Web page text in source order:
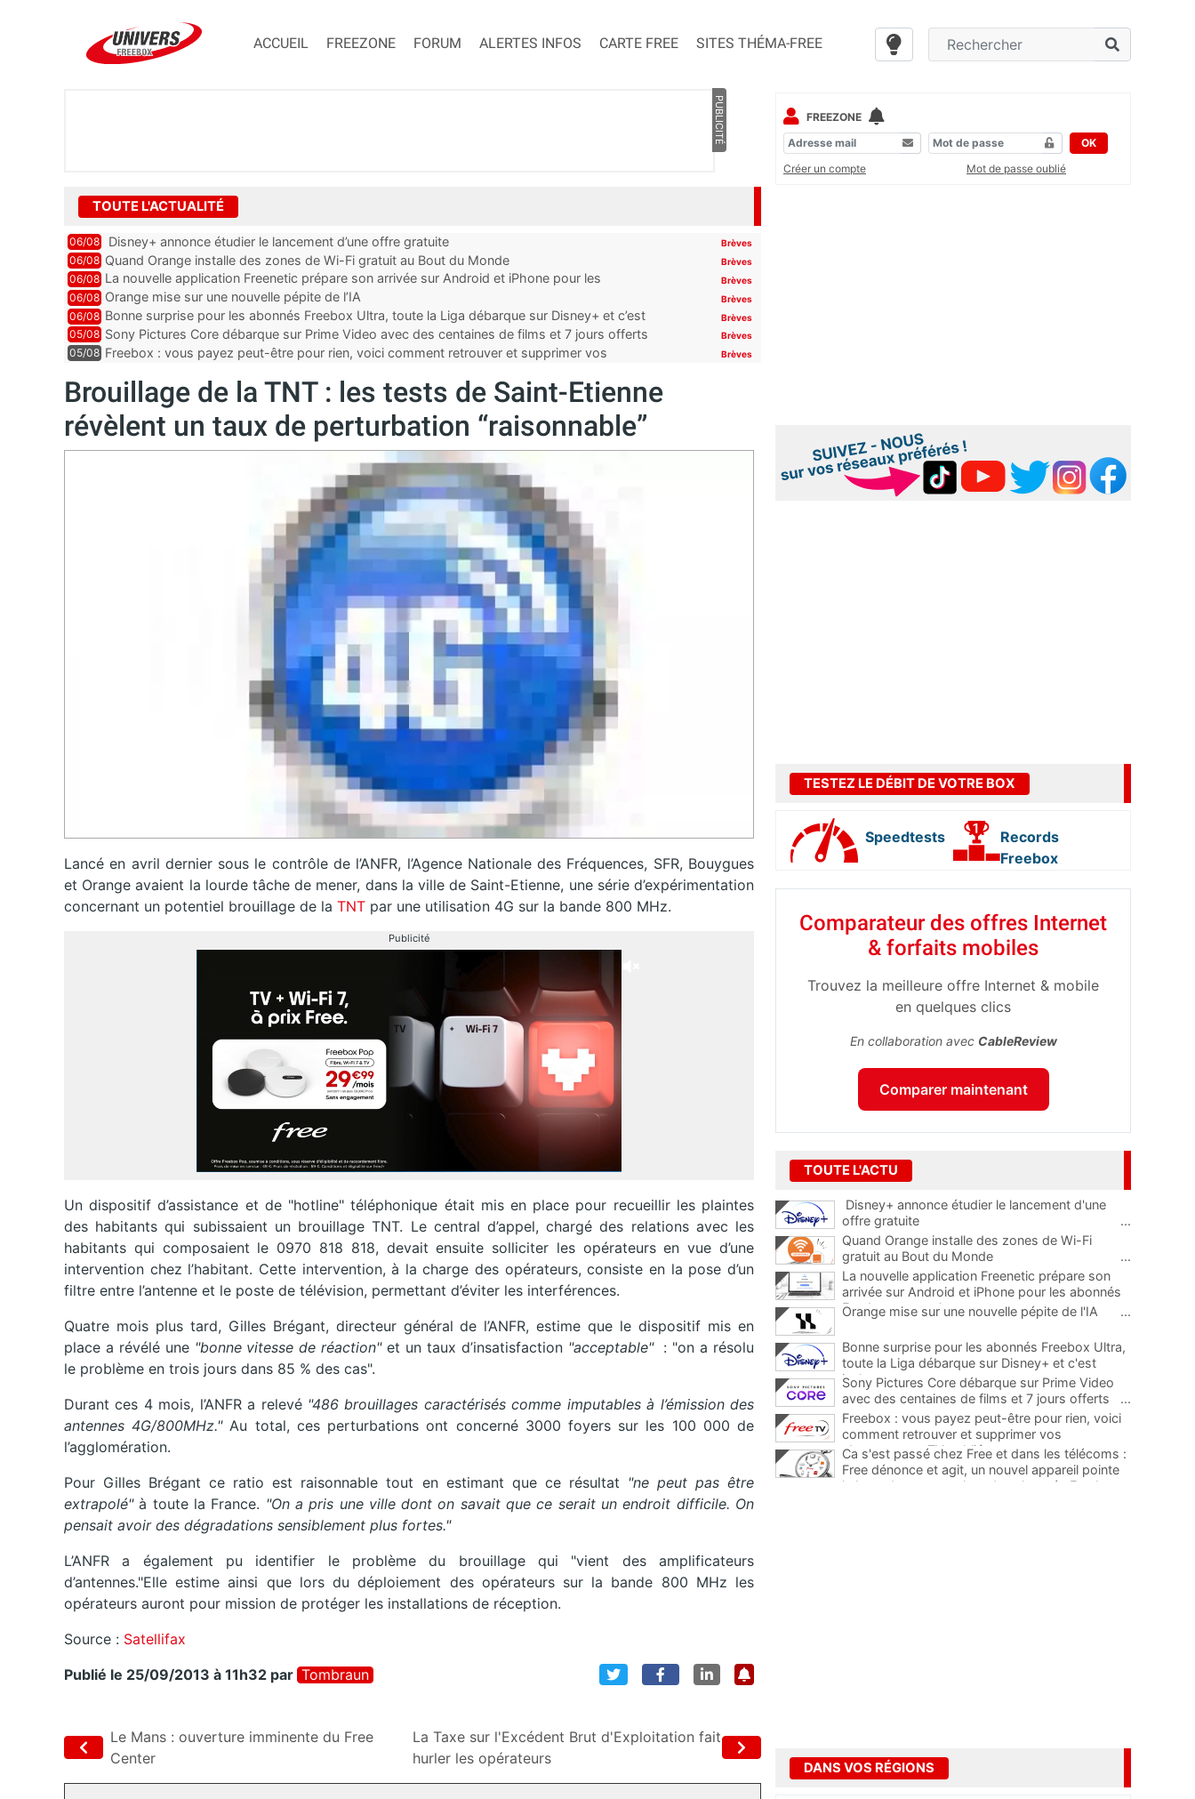
ACCUEIL FREEZONE FORUM ALERTES INFOS CARTE FREE SITES THÉMA-FREE
PUBLICITÉ
TOUTE L'ACTUALITÉ
06/08 Disney+ annonce étudier le lancement d’une offre gratuite Brèves
06/08 Quand Orange installe des zones de Wi-Fi gratuit au Bout du Monde Brèves
06/08 La nouvelle application Freenetic prépare son arrivée sur Android et iPhone pour les
abonnés Freebox, testez la
Brèves
06/08 Orange mise sur une nouvelle pépite de l’IA Brèves
06/08 Bonne surprise pour les abonnés Freebox Ultra, toute la Liga débarque sur Disney+ et c’est
inclus
Brèves
05/08 Sony Pictures Core débarque sur Prime Video avec des centaines de films et 7 jours offerts Brèves
05/08 Freebox : vous payez peut-être pour rien, voici comment retrouver et supprimer vos
Brèves
Brouillage de la TNT : les tests de Saint-Etienne
révèlent un taux de perturbation “raisonnable”
Lancé en avril dernier sous le contrôle de l’ANFR, l’Agence Nationale des Fréquences, SFR, Bouygues
et Orange avaient la lourde tâche de mener, dans la ville de Saint-Etienne, une série d’expérimentation
concernant un potentiel brouillage de la TNT par une utilisation 4G sur la bande 800 MHz.
Publicité
Un dispositif d’assistance et de "hotline" téléphonique était mis en place pour recueillir les plaintes
des habitants qui subissaient un brouillage TNT. Le central d’appel, chargé des relations avec les
habitants qui composaient le 0970 818 818, devait ensuite solliciter les opérateurs en vue d’une
intervention chez l’habitant. Cette intervention, à la charge des opérateurs, consiste en la pose d’un
filtre entre l’antenne et le poste de télévision, permettant d’éviter les interférences.
Quatre mois plus tard, Gilles Brégant, directeur général de l’ANFR, estime que le dispositif mis en
place a révélé une "bonne vitesse de réaction"et un taux d’insatisfaction"acceptable" : "on a résolu
le problème en trois jours dans 85 % des cas".
Durant ces 4 mois, l’ANFR a relevé "486 brouillages caractérisés comme imputables à l’émission des
antennes 4G/800MHz."Au total, ces perturbations ont concerné 3000 foyers sur les 100 000 de
l’agglomération.
Pour Gilles Brégant ce ratio est raisonnable tout en estimant que ce résultat "ne peut pas être
extrapolé"à toute la France. "On a pris une ville dont on savait que ce serait un endroit difficile. On
pensait avoir des dégradations sensiblement plus fortes."
L’ANFR a également pu identifier le problème du brouillage qui "vient des amplificateurs
d’antennes."Elle estime ainsi que lors du déploiement des opérateurs sur la bande 800 MHz les
opérateurs auront pour mission de protéger les installations de réception.
Source : Satellifax
Publié le 25/09/2013 à 11h32 par Tombraun
Le Mans : ouverture imminente du Free
Center
La Taxe sur l'Excédent Brut d'Exploitation fait
hurler les opérateurs
FREEZONE
OK
Créer un compte
Mot de passe oublié
TESTEZ LE DÉBIT DE VOTRE BOX
Speedtests
Records
Freebox
Comparateur des offres Internet
& forfaits mobiles
Trouvez la meilleure offre Internet & mobile
en quelques clics
En collaboration avec CableReview
Comparer maintenant
TOUTE L'ACTU
Disney+ annonce étudier le lancement d'une
offre gratuite
...
Quand Orange installe des zones de Wi-Fi
gratuit au Bout du Monde
...
La nouvelle application Freenetic prépare son
arrivée sur Android et iPhone pour les abonnés
Freebox, testez la
Orange mise sur une nouvelle pépite de l'IA ...
Bonne surprise pour les abonnés Freebox Ultra,
toute la Liga débarque sur Disney+ et c'est
inclus
Sony Pictures Core débarque sur Prime Video
avec des centaines de films et 7 jours offerts
...
Freebox : vous payez peut-être pour rien, voici
comment retrouver et supprimer vos
abonnements TV oubliés
...
Ca s'est passé chez Free et dans les télécoms :
Free dénonce et agit, un nouvel appareil pointe
le bout de son nez chez des abonnés Freebox...
DANS VOS RÉGIONS